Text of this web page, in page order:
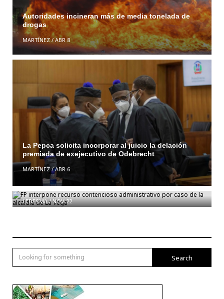
Autoridades incineran más de media tonelada de
drogas
MARTÍNEZ/ABR 8
La Pepca solicita incorporar al juicio la delación
premiada de exejecutivo de Odebrecht
MARTÍNEZ/ABR 6
FP interpone recurso contencioso administrativo
por caso de la alcaldía de La Vega
LEDESMA/NOV 22
Search